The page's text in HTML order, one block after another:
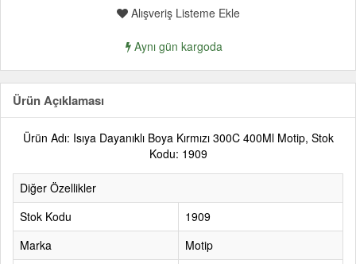
Alışveriş Listeme Ekle
Aynı gün kargoda
Ürün Açıklaması
Ürün Adı: Isıya Dayanıklı Boya Kırmızı 300C 400Ml Motip, Stok
Kodu: 1909
Diğer Özellikler
Stok Kodu
1909
Marka
Motip